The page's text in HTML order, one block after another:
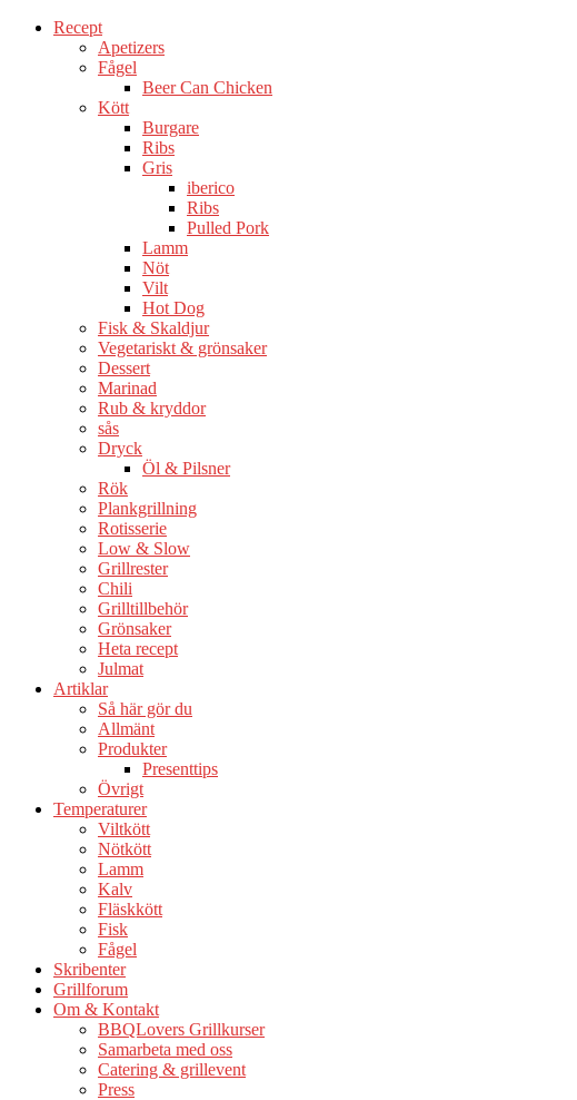
Recept
Apetizers
Fågel
Beer Can Chicken
Kött
Burgare
Ribs
Gris
iberico
Ribs
Pulled Pork
Lamm
Nöt
Vilt
Hot Dog
Fisk & Skaldjur
Vegetariskt & grönsaker
Dessert
Marinad
Rub & kryddor
sås
Dryck
Öl & Pilsner
Rök
Plankgrillning
Rotisserie
Low & Slow
Grillrester
Chili
Grilltillbehör
Grönsaker
Heta recept
Julmat
Artiklar
Så här gör du
Allmänt
Produkter
Presenttips
Övrigt
Temperaturer
Viltkött
Nötkött
Lamm
Kalv
Fläskkött
Fisk
Fågel
Skribenter
Grillforum
Om & Kontakt
BBQLovers Grillkurser
Samarbeta med oss
Catering & grillevent
Press